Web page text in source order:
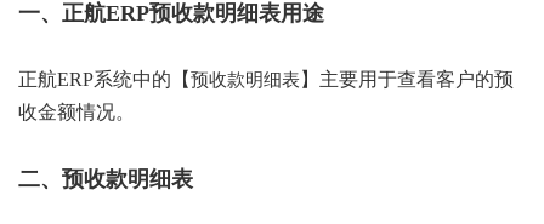
一、正航ERP预收款明细表用途
正航ERP系统中的【预收款明细表】 主要用于查看客户的预
收金额情况。
二、预收款明细表